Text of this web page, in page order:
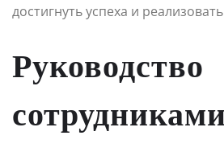
достигнуть успеха и
Руководство